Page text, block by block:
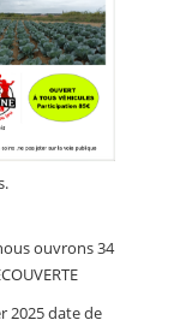
ouvrons 34
2025 date de